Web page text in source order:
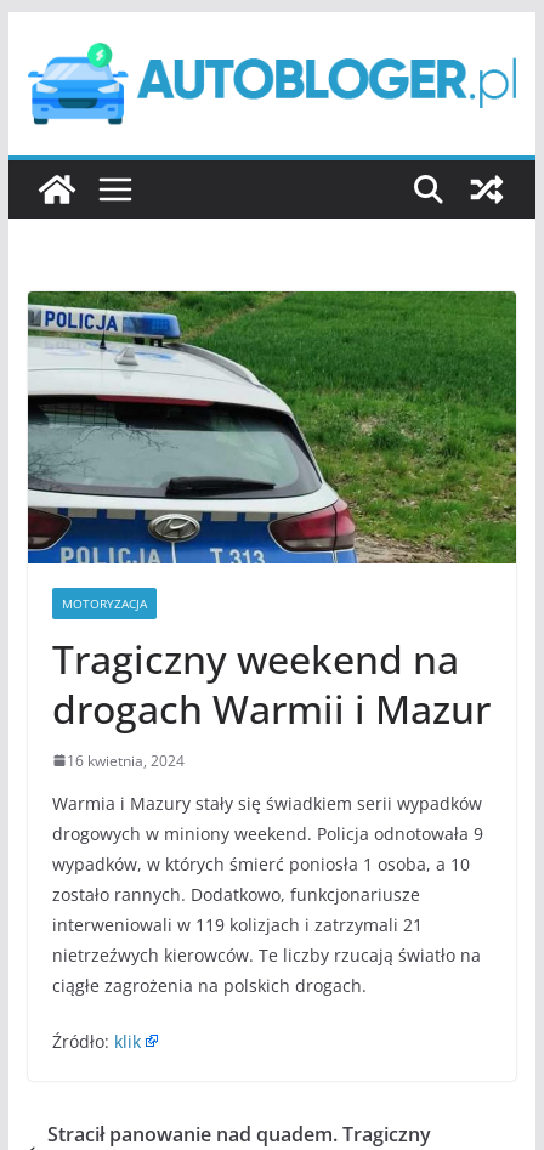
treści
MOTORYZACJA
Tragiczny weekend na
drogach Warmii i Mazur
16 kwietnia, 2024
Warmia i Mazury stały się świadkiem serii wypadków
drogowych w miniony weekend. Policja odnotowała 9
wypadków, w których śmierć poniosła 1 osoba, a 10
zostało rannych. Dodatkowo, funkcjonariusze
interweniowali w 119 kolizjach i zatrzymali 21
nietrzeźwych kierowców. Te liczby rzucają światło na
ciągłe zagrożenia na polskich drogach.
Źródło: klik
Stracił panowanie nad quadem. Tragiczny